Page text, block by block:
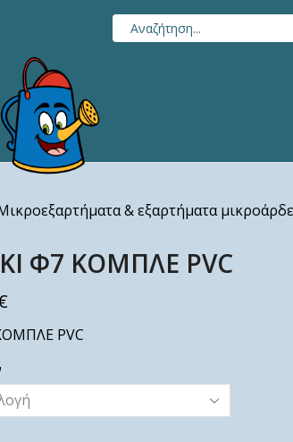
& εξαρτήματα
Φ7 ΚΟΜΠΛΕ PVC
PVC